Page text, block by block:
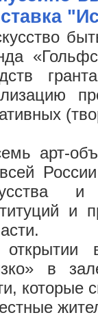
арт-
и
и
в
которые